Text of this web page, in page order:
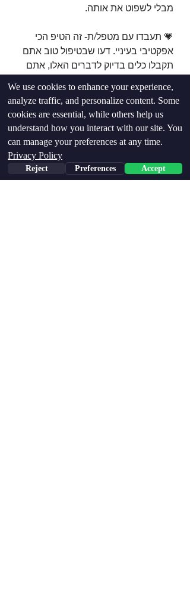
מבלי לשפוט את אותה.⁣
💗 תעבדו עם מטפל/ת- זה הטיפ הכי
אפקטיבי בעיניי. דעו שבטיפול טוב אתם
תקבלו כלים בדיוק לדברים האלו, אתם
ותלמדו לסגל לעצמכם דרכי התמודדות
שמתאימות לכם באופן אישי (לא
חשבתם שלא אתן טיפ טיפולי בתור
מישהי שלמדה עבודה סוציאלית, נכון?).⁣
Phone Email Facebook
We use cookies to enhance your experience,
analyze traffic, and personalize content. Some
cookies are essential, while others help us
understand how you interact with our site. You
can manage your preferences at any time.
Privacy Policy
Reject Preferences Accept